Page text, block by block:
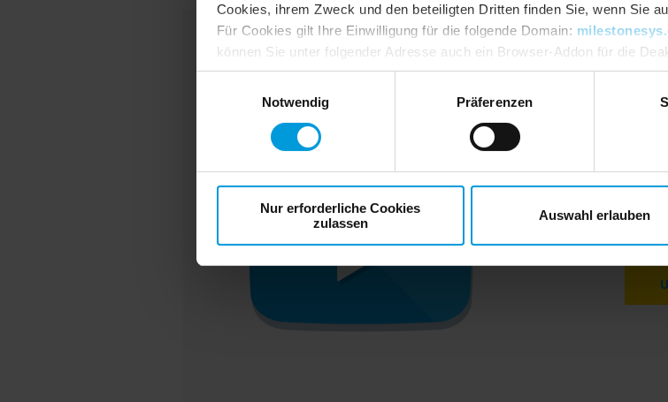
Cookies, ihrem Zweck und den beteiligten Dritten finden Sie, wenn Sie
Für Cookies gilt Ihre Einwilligung für die folgende Domain:
können Sie unter folgender Adresse auch ein Browser-Addon für die
https://tools.google.com/dlpage/gaoptout?hl=en-GB. Sie können
Notwendig
Präferenzen
Nur erforderliche Cookies
zulassen
Auswahl erlauben